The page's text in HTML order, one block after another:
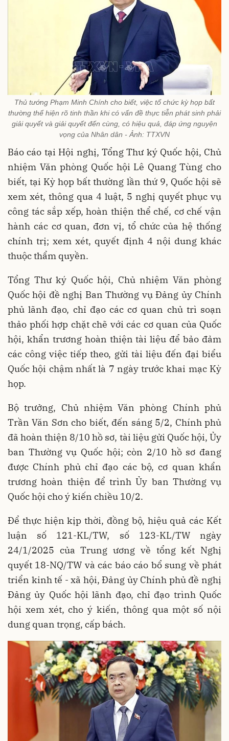
Thủ tướng Phạm Minh Chính cho biết, việc tổ chức kỳ họp bất
thường thể hiện rõ tinh thần khi có vấn đề thực tiễn phát sinh phải
giải quyết và giải quyết đến cùng, có hiệu quả, đáp ứng nguyện
vọng của Nhân dân - Ảnh: TTXVN
Báo cáo tại Hội nghị, Tổng Thư ký Quốc hội, Chủ
nhiệm Văn phòng Quốc hội Lê Quang Tùng cho
biết, tại Kỳ họp bất thường lần thứ 9, Quốc hội sẽ
xem xét, thông qua 4 luật, 5 nghị quyết phục vụ
công tác sắp xếp, hoàn thiện thể chế, cơ chế vận
hành các cơ quan, đơn vị, tổ chức của hệ thống
chính trị; xem xét, quyết định 4 nội dung khác
thuộc thẩm quyền.
Tổng Thư ký Quốc hội, Chủ nhiệm Văn phòng
Quốc hội đề nghị Ban Thường vụ Đảng ủy Chính
phủ lãnh đạo, chỉ đạo các cơ quan chủ trì soạn
thảo phối hợp chặt chẽ với các cơ quan của Quốc
hội, khẩn trương hoàn thiện tài liệu để bảo đảm
các công việc tiếp theo, gửi tài liệu đến đại biểu
Quốc hội chậm nhất là 7 ngày trước khai mạc Kỳ
họp.
Bộ trưởng, Chủ nhiệm Văn phòng Chính phủ
Trần Văn Sơn cho biết, đến sáng 5/2, Chính phủ
đã hoàn thiện 8/10 hồ sơ, tài liệu gửi Quốc hội, Ủy
ban Thường vụ Quốc hội; còn 2/10 hồ sơ đang
được Chính phủ chỉ đạo các bộ, cơ quan khẩn
trương hoàn thiện để trình Ủy ban Thường vụ
Quốc hội cho ý kiến chiều 10/2.
Để thực hiện kịp thời, đồng bộ, hiệu quả các Kết
luận số 121-KL/TW, số 123-KL/TW ngày
24/1/2025 của Trung ương về tổng kết Nghị
quyết 18-NQ/TW và các báo cáo bổ sung về phát
triển kinh tế - xã hội, Đảng ủy Chính phủ đề nghị
Đảng ủy Quốc hội lãnh đạo, chỉ đạo trình Quốc
hội xem xét, cho ý kiến, thông qua một số nội
dung quan trọng, cấp bách.